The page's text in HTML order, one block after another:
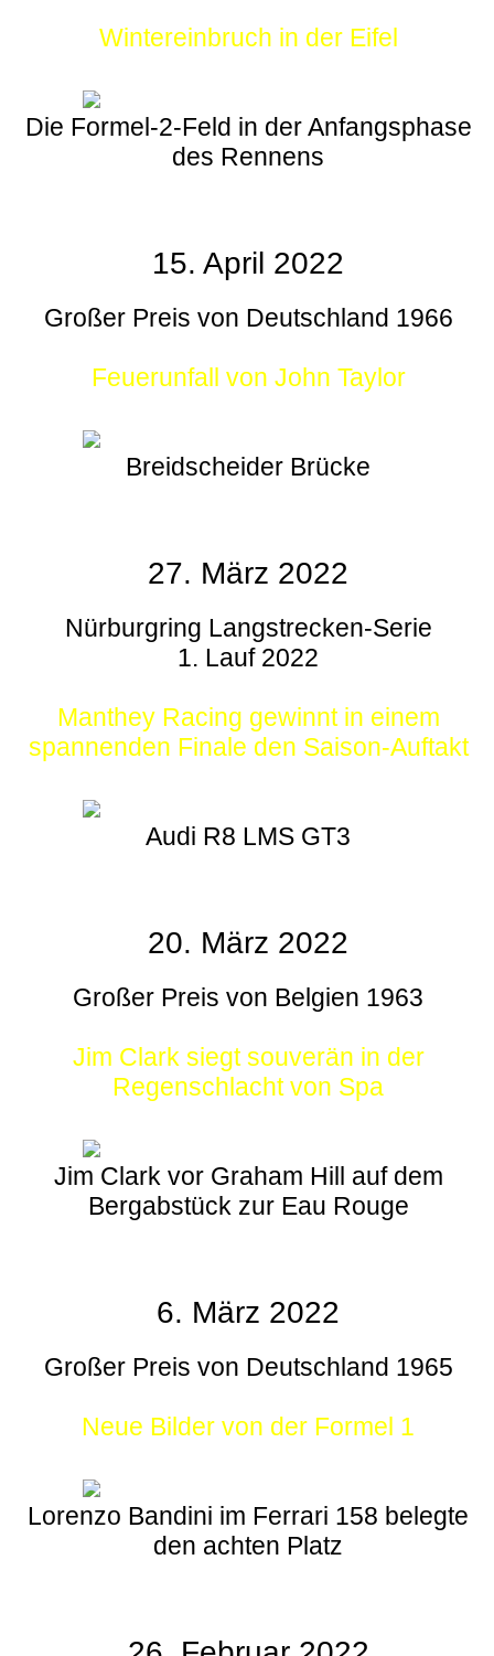
Wintereinbruch in der Eifel
Die Formel-2-Feld in der Anfangsphase
des Rennens
15. April 2022
Großer Preis von Deutschland 1966
Feuerunfall von John Taylor
Breidscheider Brücke
27. März 2022
Nürburgring Langstrecken-Serie
1. Lauf 2022
Manthey Racing gewinnt in einem
spannenden Finale den Saison-Auftakt
Audi R8 LMS GT3
20. März 2022
Großer Preis von Belgien 1963
Jim Clark siegt souverän in der
Regenschlacht von Spa
Jim Clark vor Graham Hill auf dem
Bergabstück zur Eau Rouge
6. März 2022
Großer Preis von Deutschland 1965
Neue Bilder von der Formel 1
Lorenzo Bandini im Ferrari 158 belegte
den achten Platz